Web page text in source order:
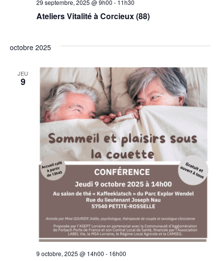
Ateliers Vitalité à Corcieux (88)
29 septembre, 2025 @ 9h00 - 11h30
octobre 2025
JEU
9
9 octobre, 2025 @ 14h00 - 16h00